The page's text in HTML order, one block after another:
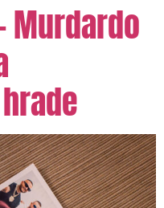
Murdardo